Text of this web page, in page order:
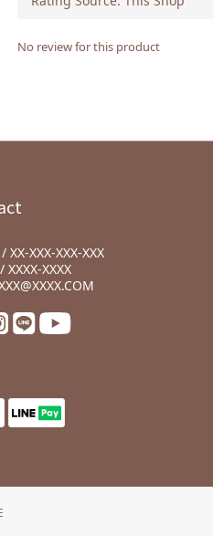
No review for this product
XX-XXX-XXX-XXX
XXXX